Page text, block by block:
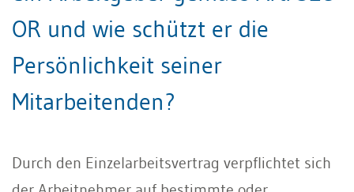
OR und wie schützt er die
Persönlichkeit seiner
Mitarbeitenden?
Durch den Einzelarbeitsvertrag verpflichtet sich